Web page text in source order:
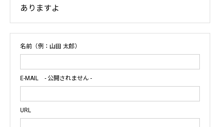
ありますよ
名前（例：山田 太郎）
E-MAIL - 公開されません -
URL